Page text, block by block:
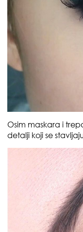
Osim maskara i
detalji koji se